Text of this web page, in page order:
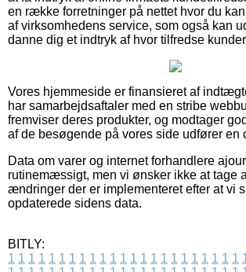
en række forretninger på nettet hvor du
af virksomhedens service, som også kan
danne dig et indtryk af hvor tilfredse
Vores hjemmeside er finansieret af
har samarbejdsaftaler med en stribe
fremviser deres produkter, og modtager
af de besøgende på vores side udfører en
Data om varer og internet forhandlere
rutinemæssigt, men vi ønsker ikke at tage
ændringer der er implementeret efter at vi
opdaterede sidens data.
BITLY:
1 1 1 1 1 1 1 1 1 1 1 1 1 1 1 1 1 1 1 1 1 1 1